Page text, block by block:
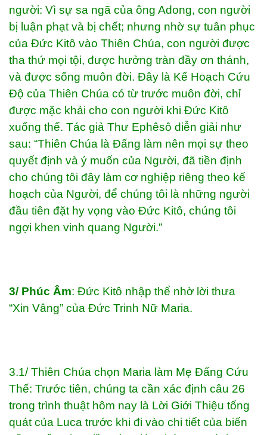
người: Vì sự sa ngã của ông Adong, con người
bị luận phạt và bị chết; nhưng nhờ sự tuân phục
của Đức Kitô vào Thiên Chúa, con người được
tha thứ mọi tội, được hưởng tràn đầy ơn thánh,
và được sống muôn đời. Đây là Kế Hoạch Cứu
Độ của Thiên Chúa có từ trước muôn đời, chỉ
được mặc khải cho con người khi Đức Kitô
xuống thế. Tác giả Thư Ephêsô diễn giải như
sau: “Thiên Chúa là Đấng làm nên mọi sự theo
quyết định và ý muốn của Người, đã tiền định
cho chúng tôi đây làm cơ nghiệp riêng theo kế
hoạch của Người, để chúng tôi là những người
đầu tiên đặt hy vọng vào Đức Kitô, chúng tôi
ngợi khen vinh quang Người.”
3/ Phúc Âm: Đức Kitô nhập thể nhờ lời thưa
“Xin Vâng” của Đức Trinh Nữ Maria.
3.1/ Thiên Chúa chọn Maria làm Mẹ Đấng Cứu
Thế: Trước tiên, chúng ta cần xác định câu 26
trong trình thuật hôm nay là Lời Giới Thiệu tổng
quát của Luca trước khi đi vào chi tiết của biến